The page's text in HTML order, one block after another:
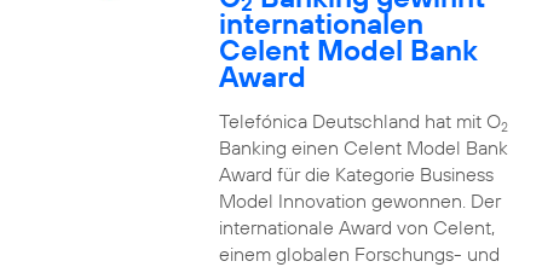
internationalen
Celent Model Bank
Award
Telefónica Deutschland hat mit O2
Banking einen Celent Model Bank
Award für die Kategorie Business
Model Innovation gewonnen. Der
internationale Award von Celent,
einem globalen Forschungs- und